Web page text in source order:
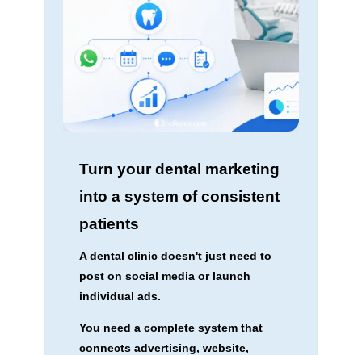
Turn your dental marketing
into a system of consistent
patients
A dental clinic doesn't just need to
post on social media or launch
individual ads.
You need a complete system that
connects advertising, website,